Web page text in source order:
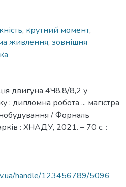
, крутний момент,
живлення, зовнішня
двигуна 4Ч8,8/8,2 у
: дипломна робота ... магістра
/ Форналь
: ХНАДУ, 2021. – 70 с. :
handle/123456789/5096